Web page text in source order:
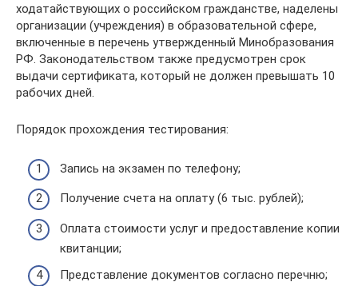
ходатайствующих о российском гражданстве, наделены
организации (учреждения) в образовательной сфере,
включенные в перечень утвержденный Минобразования
РФ. Законодательством также предусмотрен срок
выдачи сертификата, который не должен превышать 10
рабочих дней.
Порядок прохождения тестирования:
Запись на экзамен по телефону;
Получение счета на оплату (6 тыс. рублей);
Оплата стоимости услуг и предоставление копии
квитанции;
Представление документов согласно перечню;